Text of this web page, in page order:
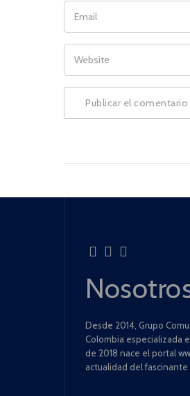
EMAIL
WEBSITE
Desde 2014, Grupo
Colombia especializada
de 2018 nace el portal
actualidad del